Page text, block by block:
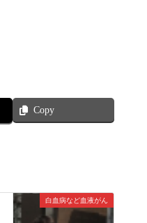
Copy
白血病など血液がん